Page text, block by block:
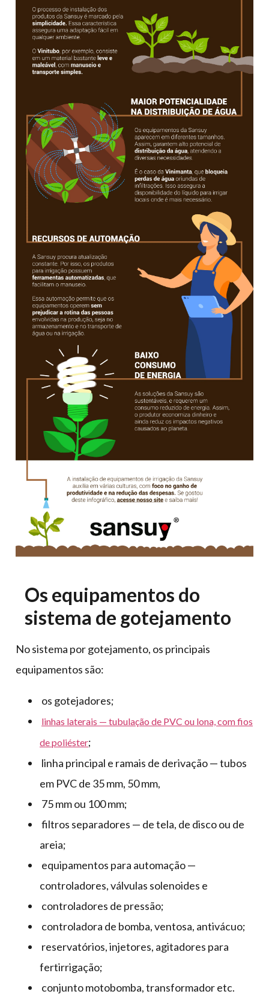
Os equipamentos do
sistema de gotejamento
No sistema por gotejamento, os principais
equipamentos são:
os gotejadores;
linhas laterais — tubulação de PVC ou lona, com fios
de poliéster;
linha principal e ramais de derivação — tubos
em PVC de 35 mm, 50 mm,
75 mm ou 100 mm;
filtros separadores — de tela, de disco ou de
areia;
equipamentos para automação —
controladores, válvulas solenoides e
controladores de pressão;
controladora de bomba, ventosa, antivácuo;
reservatórios, injetores, agitadores para
fertirrigação;
conjunto motobomba, transformador etc.